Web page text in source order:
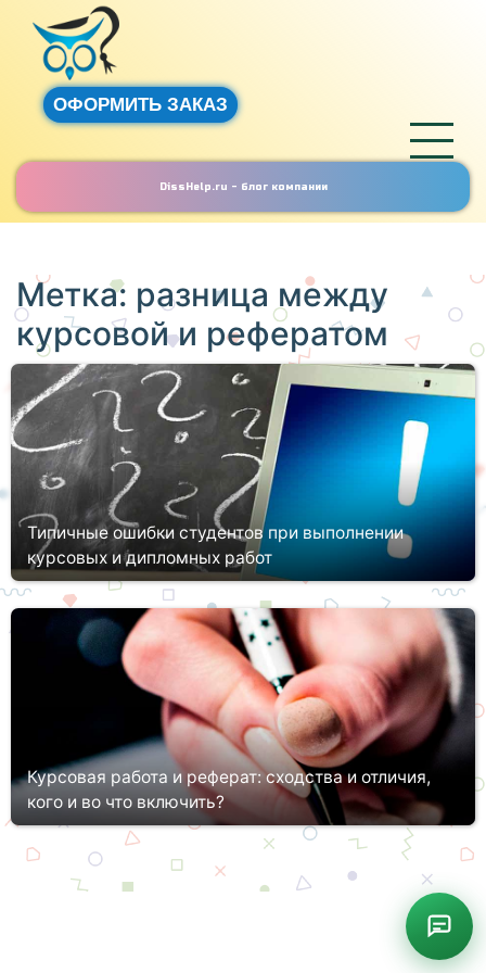
ОФОРМИТЬ ЗАКАЗ
DissHelp.ru - блог компании
Метка: разница между
курсовой и рефератом
Типичные ошибки студентов при выполнении
курсовых и дипломных работ
Выполнение курсовых и дипломных работ – один из
обязательных этапов подготовки квалифицированных
специалистов, который позволяет не только углубить их знания,
но и усовершенствоват...
Курсовая работа и реферат: сходства и отличия,
кого и во что включить?
Обучение в ВУЗе привносит в жизнь студентов немало
новшеств и сюрпризов. В частности, с серьезными
требованиями по написанию и оформлению рефератов,